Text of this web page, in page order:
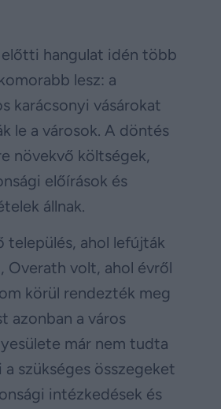
hangulat idén több
lesz: a
karácsonyi vásárokat
le a városok. A döntés
növekvő költségek,
előírások és
állnak.
település, ahol lefújták
Overath volt, ahol évről
körül rendezték meg
azonban a város
már nem tudta
szükséges összegeket
intézkedések és